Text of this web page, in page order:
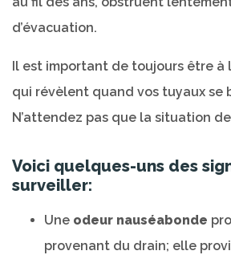
d’évacuation.
Il est important de toujours être à
qui révèlent quand vos tuyaux se
N’attendez pas que la situation
Voici quelques-uns des
surveiller:
Une odeur nauséabonde
provenant du drain; elle